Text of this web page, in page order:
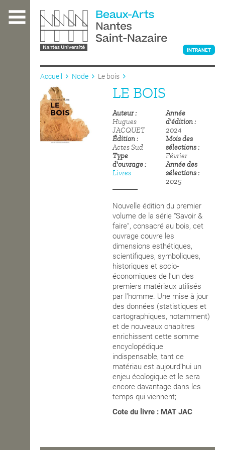
contenu
L'ÉCOLE
ENSEIGNEMENT
INTRANET
Accueil Node Le bois
LE BOIS
Auteur
Hugues
JACQUET
Édition
Actes Sud
Type
d'ouvrage
Livres
Année
d'édition
2024
Mois des
sélections
Février
Année des
sélections
2025
Nouvelle édition du premier
volume de la série “Savoir &
faire”, consacré au bois, cet
ouvrage couvre les
dimensions esthétiques,
scientifiques, symboliques,
historiques et socio-
économiques de l'un des
premiers matériaux utilisés
par l'homme. Une mise à jour
des données (statistiques et
cartographiques, notamment)
et de nouveaux chapitres
enrichissent cette somme
encyclopédique
indispensable, tant ce
matériau est aujourd'hui un
enjeu écologique et le sera
encore davantage dans les
temps qui viennent;
Cote du livre : MAT JAC